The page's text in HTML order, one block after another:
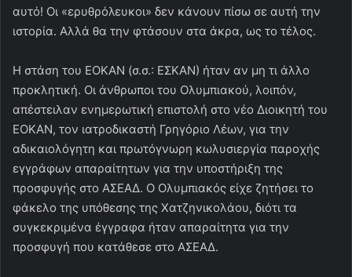
αυτό! Οι «ερυθρόλευκοι» δεν κάνουν πίσω σε αυτή την
ιστορία. Αλλά θα την φτάσουν στα άκρα, ως το τέλος.
Η στάση του ΕΟΚΑΝ (σ.σ.: ΕΣΚΑΝ) ήταν αν μη τι άλλο
προκλητική. Οι άνθρωποι του Ολυμπιακού, λοιπόν,
απέστειλαν ενημερωτική επιστολή στο νέο Διοικητή του
ΕΟΚΑΝ, τον ιατροδικαστή Γρηγόριο Λέων, για την
αδικαιολόγητη και πρωτόγνωρη κωλυσιεργία παροχής
εγγράφων απαραίτητων για την υποστήριξη της
προσφυγής στο ΑΣΕΑΔ. Ο Ολυμπιακός είχε ζητήσει το
φάκελο της υπόθεσης της Χατζηνικολάου, διότι τα
συγκεκριμένα έγγραφα ήταν απαραίτητα για την
προσφυγή που κατάθεσε στο ΑΣΕΑΔ.